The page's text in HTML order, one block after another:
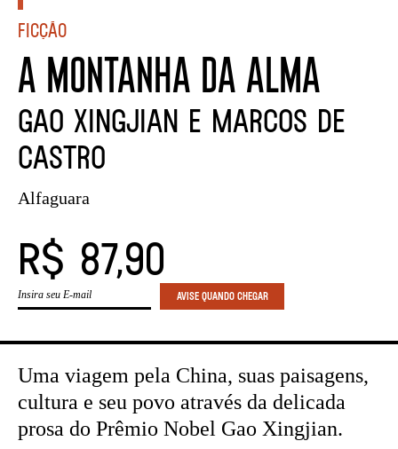
Ficção
A MONTANHA DA ALMA
Gao Xingjian e Marcos de
Castro
Alfaguara
R$ 87,90
Uma viagem pela China, suas paisagens,
cultura e seu povo através da delicada
prosa do Prêmio Nobel Gao Xingjian.